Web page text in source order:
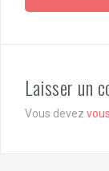
Laisser un
Vous devez